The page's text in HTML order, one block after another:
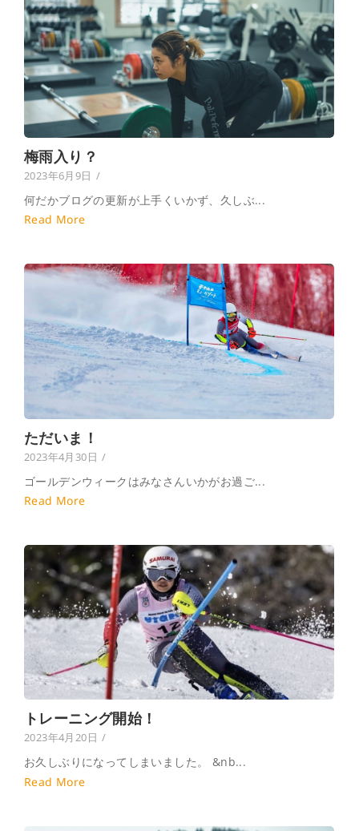
梅雨入り？
2023年6月9日 /
何だかブログの更新が上手くいかず、久しぶ...
Read More
ただいま！
2023年4月30日 /
ゴールデンウィークはみなさんいかがお過ご...
Read More
トレーニング開始！
2023年4月20日 /
お久しぶりになってしまいました。 &nb...
Read More